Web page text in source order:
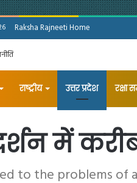
Raksha Rajneeti Home
राष्ट्रीय उत्तर प्रदेश रक्षा
में
to the problems of